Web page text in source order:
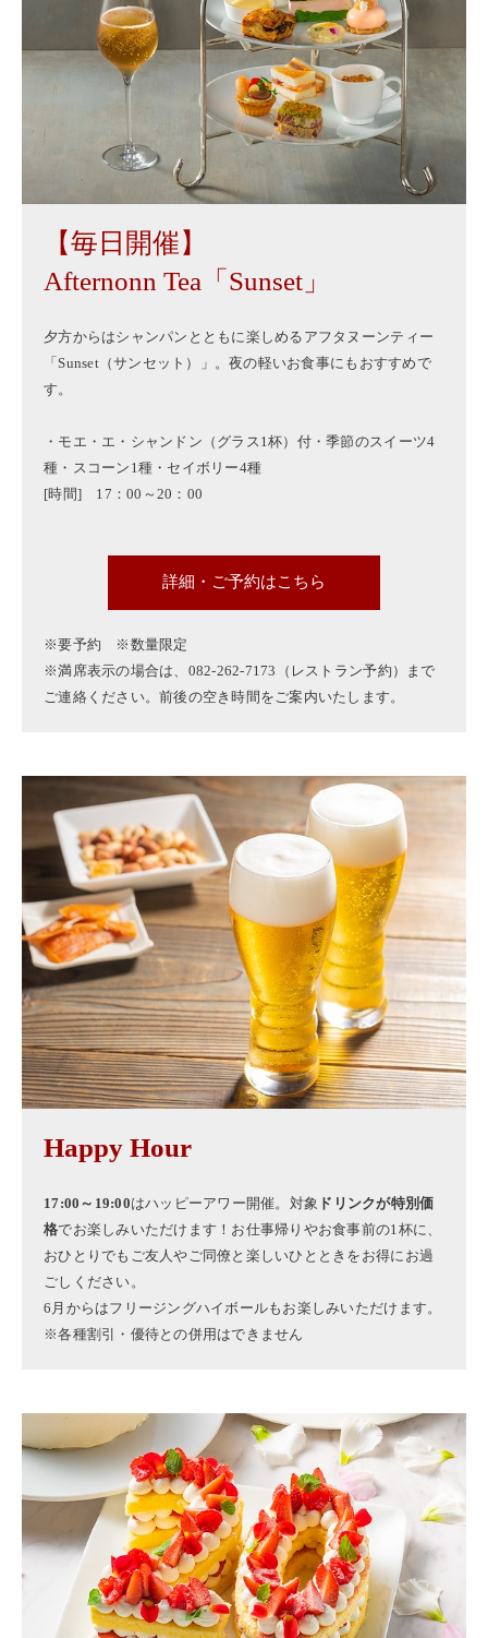
【毎日開催】
Afternonn Tea「Sunset」
夕方からはシャンパンとともに楽しめるアフタヌーンティー
「Sunset（サンセット）」。夜の軽いお食事にもおすすめで
す。
・モエ・エ・シャンドン（グラス1杯）付・季節のスイーツ4
種・スコーン1種・セイボリー4種
[時間] 17：00～20：00
詳細・ご予約はこちら
※要予約 ※数量限定
※満席表示の場合は、082-262-7173（レストラン予約）まで
ご連絡ください。前後の空き時間をご案内いたします。
Happy Hour
17:00～19:00はハッピーアワー開催。対象 ドリンクが特別価
格でお楽しみいただけます！お仕事帰りやお食事前の1杯に、
おひとりでもご友人やご同僚と楽しいひとときをお得にお過
ごしください。
6月からはフリージングハイボールもお楽しみいただけます。
※各種割引・優待との併用はできません